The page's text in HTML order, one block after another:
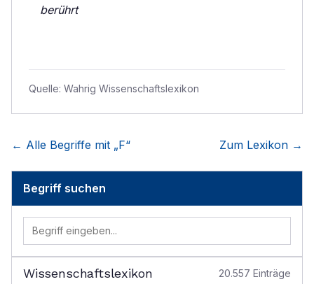
berührt
Quelle: Wahrig Wissenschaftslexikon
← Alle Begriffe mit „F“ Zum Lexikon →
Begriff suchen
Wissenschaftslexikon 20.557 Einträge